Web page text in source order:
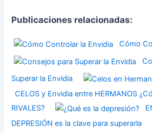
Publicaciones relacionadas:
Cómo
Superar la Envidia
CELOS y Envidia entre HERMANOS
RIVALES?
DEPRESIÓN es la clave para superarla